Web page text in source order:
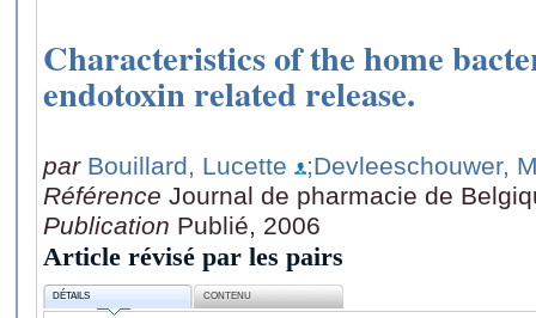
Characteristics of the home
endotoxin related release.
par Bouillard, Lucette
;Devleeschouwer,
Référence Journal de pharmacie de
Publication Publié, 2006
Article révisé par les pairs
DÉTAILS CONTENU